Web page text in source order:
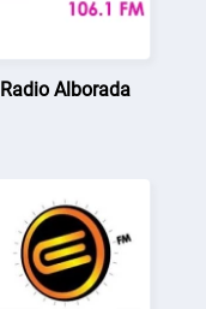
Radio Alborada